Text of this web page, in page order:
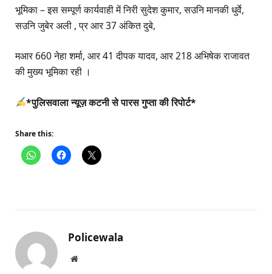
भूमिका – इस सम्पूर्ण कार्यवाही में निरी सुदेश कुमार, सउनि मानकी धुर्वे,
सउनि जुबेर अली , प्र आर 37 अंकित दुबे,
मआर 660 नेहा शर्मा, आर 41 दीपक यादव, आर 218 अभिषेक राजावत
की मुख्य भूमिका रही ।
*पुलिसवाला न्यूज़ कटनी से पारस गुप्ता की रिपोर्ट*
Share this:
Policewala
Website